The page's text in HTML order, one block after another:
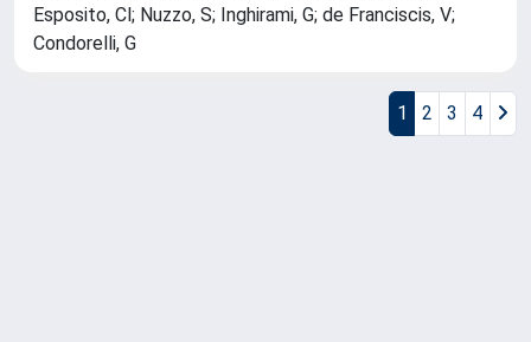
Esposito, Cl; Nuzzo, S; Inghirami, G; de Franciscis, V;
Condorelli, G
1 2 3 4